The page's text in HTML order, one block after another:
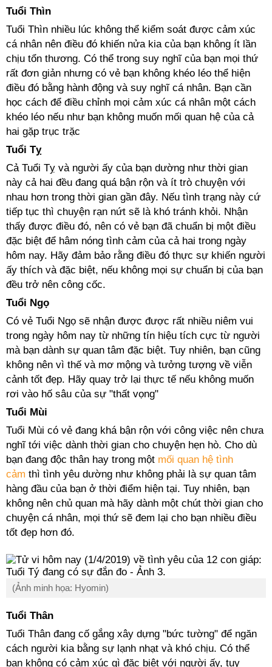
Tuổi Thìn
Tuổi Thìn nhiều lúc không thể kiểm soát được cảm xúc
cá nhân nên điều đó khiến nửa kia của bạn không ít lần
chịu tổn thương. Có thể trong suy nghĩ của bạn mọi thứ
rất đơn giản nhưng có vẻ bạn không khéo léo thể hiện
điều đó bằng hành động và suy nghĩ cá nhân. Bạn cần
học cách để điều chỉnh mọi cảm xúc cá nhân một cách
khéo léo nếu như bạn không muốn mối quan hệ của cả
hai gặp trục trặc
Tuổi Tỵ
Cả Tuổi Tỵ và người ấy của bạn dường như thời gian
này cả hai đều đang quá bận rộn và ít trò chuyện với
nhau hơn trong thời gian gần đây. Nếu tình trạng này cứ
tiếp tục thì chuyện rạn nứt sẽ là khó tránh khỏi. Nhận
thấy được điều đó, nên có vẻ bạn đã chuẩn bị một điều
đặc biệt để hâm nóng tình cảm của cả hai trong ngày
hôm nay. Hãy đảm bảo rằng điều đó thực sự khiến người
ấy thích và đặc biệt, nếu không mọi sự chuẩn bị của bạn
đều trở nên công cốc.
Tuổi Ngọ
Có vẻ Tuổi Ngọ sẽ nhận được được rất nhiều niêm vui
trong ngày hôm nay từ những tín hiệu tích cực từ người
mà bạn dành sự quan tâm đặc biệt. Tuy nhiên, bạn cũng
không nên vì thế và mơ mộng và tưởng tượng về viễn
cảnh tốt đẹp. Hãy quay trở lại thực tế nếu không muốn
rơi vào hố sâu của sự "thất vọng"
Tuổi Mùi
Tuổi Mùi có vẻ đang khá bận rộn với công việc nên chưa
nghĩ tới việc dành thời gian cho chuyện hẹn hò. Cho dù
bạn đang độc thân hay trong một mối quan hệ tình
cảm thì tình yêu dường như không phải là sự quan tâm
hàng đầu của bạn ở thời điểm hiện tại. Tuy nhiên, bạn
không nên chủ quan mà hãy dành một chút thời gian cho
chuyện cá nhân, mọi thứ sẽ đem lại cho bạn nhiều điều
tốt đẹp hơn đó.
(Ảnh minh họa: Hyomin)
Tuổi Thân
Tuổi Thân đang cố gắng xây dựng "bức tường" để ngăn
cách người kia bằng sự lạnh nhạt và khó chịu. Có thể
bạn không có cảm xúc gì đặc biệt với người ấy, tuy